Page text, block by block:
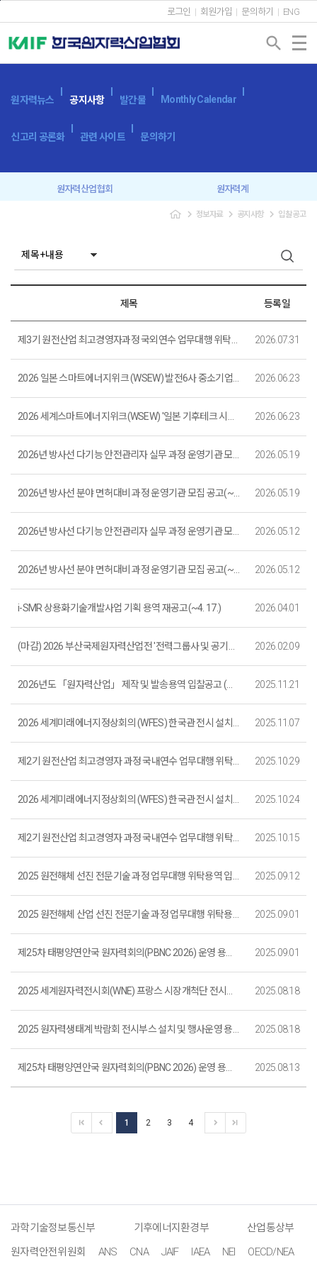
로그인 회원가입 문의하기 ENG
search
원자력뉴스 공지사항 발간물 Monthly Calendar
신고리 공론화 관련 사이트 문의하기
원자력산업협회 원자력계
navigate_next 정보자료 navigate_next 공지사항 navigate_next 입찰공고
제목 등록일
제3기 원전산업 최고경영자과정 국외연수 업무대행 위탁용역 입찰 공고 (~ 8. 13.) 2026.07.31
2026 일본 스마트에너지위크 (WSEW) 발전6사 중소기업관 전시 설치 및 운영 용역 입찰 공고 (~ 7. 6. 까지) 2026.06.23
2026 세계스마트에너지위크(WSEW) '일본 기후테크 시장개척단' 홍보관 설치 및 운영 용역 입찰공고 (~7. 6.까지) 2026.06.23
2026년 방사선 다기능 안전관리자 실무 과정 운영기관 모집 공고(~5. 26.)_마감 2026.05.19
2026년 방사선 분야 면허대비 과정 운영기관 모집 공고(~5. 26.)_마감 2026.05.19
2026년 방사선 다기능 안전관리자 실무 과정 운영기관 모집 공고(~5. 18.)_마감 2026.05.12
2026년 방사선 분야 면허대비 과정 운영기관 모집 공고(~5. 18.)_마감 2026.05.12
i-SMR 상용화기술개발사업 기획 용역 재공고(~4. 17.) 2026.04.01
(마감) 2026 부산국제원자력산업전 '전력그룹사 및 공기관' 전시부스 설치 및 운영 용역 발주 2026.02.09
2026년도 「원자력산업」 제작 및 발송용역 입찰공고 (마감) 2025.11.21
2026 세계미래에너지정상회의 (WFES) 한국관 전시 설치 및 운영 용역 입찰 재공고 (~11. 14.)_마감 2025.11.07
제2기 원전산업 최고경영자 과정 국내연수 업무대행 위탁용역 재공고_마감 2025.10.29
2026 세계미래에너지정상회의 (WFES) 한국관 전시 설치 및 운영 용역 입찰 공고 (~11. 5.)_마감 2025.10.24
제2기 원전산업 최고경영자 과정 국내연수 업무대행 위탁용역 공고_마감 2025.10.15
2025 원전해체 선진 전문기술 과정 업무대행 위탁용역 입찰 재공고 (~ 9. 18.)_마감 2025.09.12
2025 원전해체 산업 선진 전문기술 과정 업무대행 위탁용역 입찰 공고 (~ 9. 12.)_마감 2025.09.01
제25차 태평양연안국 원자력회의(PBNC 2026) 운영 용역 입찰 재공고 (~9. 5.) 2025.09.01
2025 세계원자력전시회(WNE) 프랑스 시장개척단 전시부스 설치 및 운영 용역 입찰 공고_마감 2025.08.18
2025 원자력생태계 박람회 전시부스 설치 및 행사운영 용역 입찰공고_마감 2025.08.18
제25차 태평양연안국 원자력회의(PBNC 2026) 운영 용역 입찰공고_마감 2025.08.13
1 2 3 4
과학기술정보통신부 기후에너지환경부
산업통상부
원자력안전위원회
ANS CNA JAIF IAEA NEI
OECD/NEA